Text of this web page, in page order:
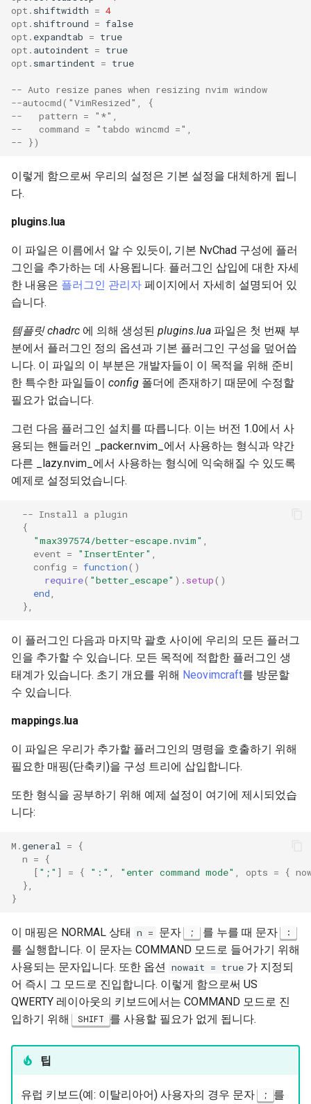
opt . shiftwidth = 4
opt . shiftround = false
opt . expandtab = true
opt . autoindent = true
opt . smartindent = true
-- Auto resize panes when resizing nvim window
--autocmd("VimResized", {
--   pattern = "*",
--   command = "tabdo wincmd =",
-- })
이렇게 함으로써 우리의 설정은 기본 설정을 대체하게 됩니
다.
plugins.lua
이 파일은 이름에서 알 수 있듯이, 기본 NvChad 구성에 플러
그인을 추가하는 데 사용됩니다. 플러그인 삽입에 대한 자세
한 내용은 플러그인 관리자 페이지에서 자세히 설명되어 있
습니다.
템플릿 chadrc 에 의해 생성된 plugins.lua 파일은 첫 번째 부
분에서 플러그인 정의 옵션과 기본 플러그인 구성을 덮어씁
니다. 이 파일의 이 부분은 개발자들이 이 목적을 위해 준비
한 특수한 파일들이 config 폴더에 존재하기 때문에 수정할
필요가 없습니다.
그런 다음 플러그인 설치를 따릅니다. 이는 버전 1.0에서 사
용되는 핸들러인 _packer.nvim_에서 사용하는 형식과 약간
다른 _lazy.nvim_에서 사용하는 형식에 익숙해질 수 있도록
예제로 설정되었습니다.
-- Install a plugin
{
"max397574/better-escape.nvim"
event = "InsertEnter"
config = function()
require( "better_escape" ). setup()
end
},
이 플러그인 다음과 마지막 괄호 사이에 우리의 모든 플러그
인을 추가할 수 있습니다. 모든 목적에 적합한 플러그인 생
태계가 있습니다. 초기 개요를 위해 Neovimcraft를 방문할
수 있습니다.
mappings.lua
이 파일은 우리가 추가할 플러그인의 명령을 호출하기 위해
필요한 매핑(단축키)을 구성 트리에 삽입합니다.
또한 형식을 공부하기 위해 예제 설정이 여기에 제시되었습
니다:
M .general =
{
n =
{
[ ";" ] = { ":" "enter command mode" opts = {
},
}
이 매핑은 NORMAL 상태 n = 문자 ; 를 누를 때 문자 :
를 실행합니다. 이 문자는 COMMAND 모드로 들어가기 위해
사용되는 문자입니다. 또한 옵션 nowait = true 가 지정되
어 즉시 그 모드로 진입합니다. 이렇게 함으로써 US
QWERTY 레이아웃의 키보드에서는 COMMAND 모드로 진
입하기 위해 SHIFT 를 사용할 필요가 없게 됩니다.
팁
유럽 키보드(예: 이탈리아어) 사용자의 경우 문자 ; 를